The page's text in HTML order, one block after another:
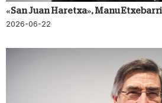
«San Juan Haretxa», Manu
2026-06-22